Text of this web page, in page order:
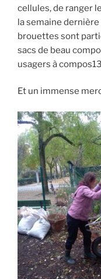
cellules, de ranger
la semaine dernière
brouettes sont
sacs de beau
usagers à
Et un immense